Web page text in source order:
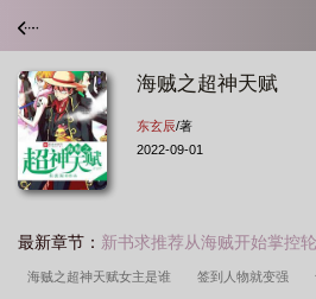
海贼之超神天赋
东玄辰/著
2022-09-01
最新章节： 新书求推荐从海贼开始掌控
海贼之超神天赋女主是谁 签到人物就变强